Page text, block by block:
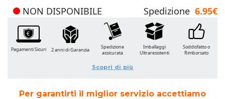
NON DISPONIBILE Spedizione 6.95€
Per garantirti il miglior servizio accettiamo
Pagamenti Sicuri 2 anni di Garanzia
Spedizione
assicurata
Imballaggi
Ultraresistenti
Soddisfatto o
Rimborsato
Scopri di più